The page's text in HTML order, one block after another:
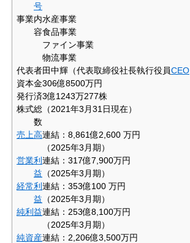
号
事業内
容
水産事業
食品事業
ファイン事業
物流事業
代表者田中輝（代表取締役社長執行役員CEO
資本金306億8500万円
発行済
株式総
数
3億1243万277株
（2021年3月31日現在）
売上高連結：8,861億2,600 万円
（2025年3月期）
営業利
益
連結：317億7,900万円
（2025年3月期）
経常利
益
連結：353億100 万円
（2025年3月期）
純利益連結：253億8,100万円
（2025年3月期）
純資産連結：2,206億3,500万円